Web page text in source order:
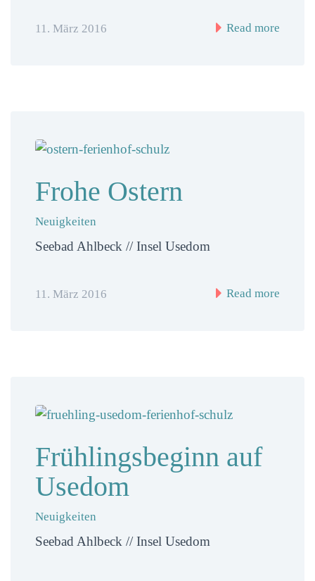
11. März 2016 Read more
Frohe Ostern
Neuigkeiten
Seebad Ahlbeck // Insel Usedom
11. März 2016 Read more
Frühlingsbeginn auf
Usedom
Neuigkeiten
Seebad Ahlbeck // Insel Usedom